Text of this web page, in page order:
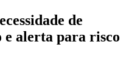
de
alerta para risco